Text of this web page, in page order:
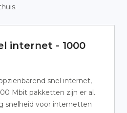
internet - 1000
snel internet,
Mbit pakketten zijn er al.
snelheid voor internetten